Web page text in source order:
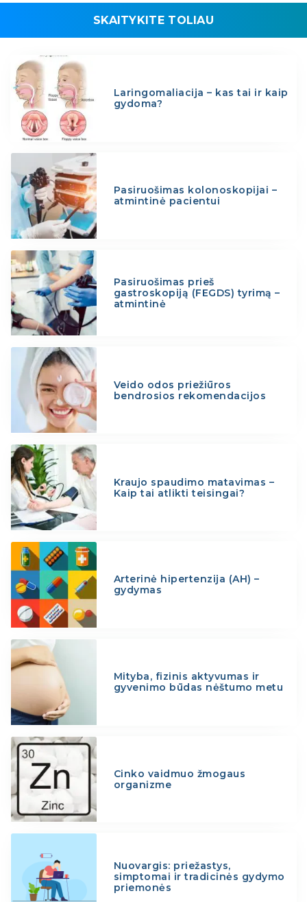
SKAITYKITE TOLIAU
Laringomaliacija – kas tai ir kaip
gydoma?
Pasiruošimas kolonoskopijai –
atmintinė pacientui
Pasiruošimas prieš
gastroskopiją (FEGDS) tyrimą –
atmintinė
Veido odos priežiūros
bendrosios rekomendacijos
Kraujo spaudimo matavimas –
Kaip tai atlikti teisingai?
Arterinė hipertenzija (AH) –
gydymas
Mityba, fizinis aktyvumas ir
gyvenimo būdas nėštumo metu
Cinko vaidmuo žmogaus
organizme
Nuovargis: priežastys,
simptomai ir tradicinės gydymo
priemonės